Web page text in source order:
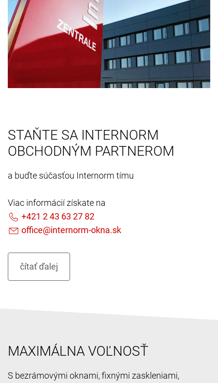
STAŇTE SA INTERNORM
OBCHODNÝM PARTNEROM
a buďte súčasťou Internorm tímu
Viac informácií získate na
MAXIMÁLNA VOĽNOSŤ
S bezrámovými oknami, fixnými zaskleniami,